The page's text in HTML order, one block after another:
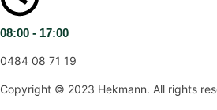
08:00 - 17:00
0484 08 71 19
Copyright © 2023 Hekmann. All rights